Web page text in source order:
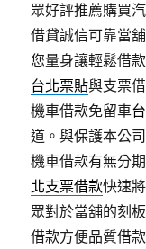
眾好評推薦購買
借貸誠信可靠當
您量身讓輕鬆借
台北票貼與支票
機車借款免留車
道。與保護本公
機車借款有無分
北支票借款快速
眾對於當舖的刻
借款方便品質借